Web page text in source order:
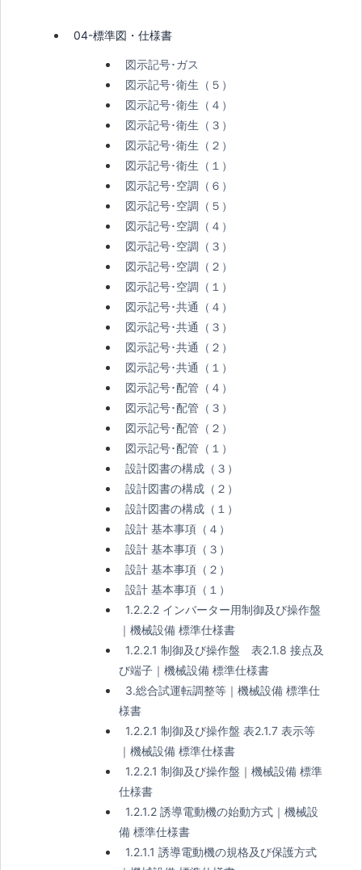
04-標準図・仕様書
図示記号･ガス
図示記号･衛生（５）
図示記号･衛生（４）
図示記号･衛生（３）
図示記号･衛生（２）
図示記号･衛生（１）
図示記号･空調（６）
図示記号･空調（５）
図示記号･空調（４）
図示記号･空調（３）
図示記号･空調（２）
図示記号･空調（１）
図示記号･共通（４）
図示記号･共通（３）
図示記号･共通（２）
図示記号･共通（１）
図示記号･配管（４）
図示記号･配管（３）
図示記号･配管（２）
図示記号･配管（１）
設計図書の構成（３）
設計図書の構成（２）
設計図書の構成（１）
設計 基本事項（４）
設計 基本事項（３）
設計 基本事項（２）
設計 基本事項（１）
1.2.2.2 インバーター用制御及び操作盤
｜機械設備 標準仕様書
1.2.2.1 制御及び操作盤 表2.1.8 接点及
び端子｜機械設備 標準仕様書
3.総合試運転調整等｜機械設備 標準仕
様書
1.2.2.1 制御及び操作盤 表2.1.7 表示等
｜機械設備 標準仕様書
1.2.2.1 制御及び操作盤｜機械設備 標準
仕様書
1.2.1.2 誘導電動機の始動方式｜機械設
備 標準仕様書
1.2.1.1 誘導電動機の規格及び保護方式